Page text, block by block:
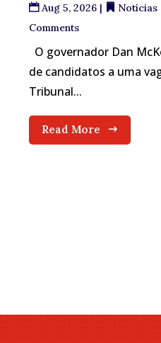
Aug 5, 2026 | Notícias
Comments
O governador Dan
de candidatos a uma
Tribunal...
Read More